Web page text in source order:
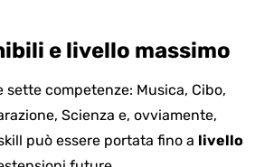
e livello massimo
sette competenze: Musica, Cibo,
Scienza e, ovviamente,
può essere portata fino a livello